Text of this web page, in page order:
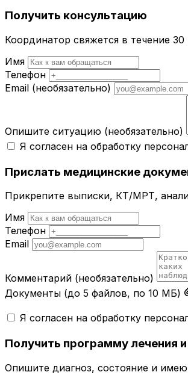
Получить консультацию
Координатор свяжется в течение
Имя
Телефон
Email (необязательно)
Опишите ситуацию (необязательно)
Я согласен на обработку
Прислать медицинские
Прикрепите выписки, КТ/МРТ,
Имя
Телефон
Email
Комментарий (необязательно)
Документы (до 5 файлов, по 10 МБ)
Я согласен на обработку
Получить программу лечения
Опишите диагноз, состояние и